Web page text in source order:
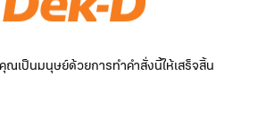
ณเป็นมนุษย์ด้วยการทำคำสั่งนี้ให้เสร็จสิ้น